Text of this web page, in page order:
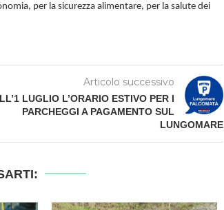
per la sicurezza alimentare, per la salute dei
Articolo successivo
LUGLIO L’ORARIO ESTIVO PER I
PARCHEGGI A PAGAMENTO SUL
LUNGOMARE